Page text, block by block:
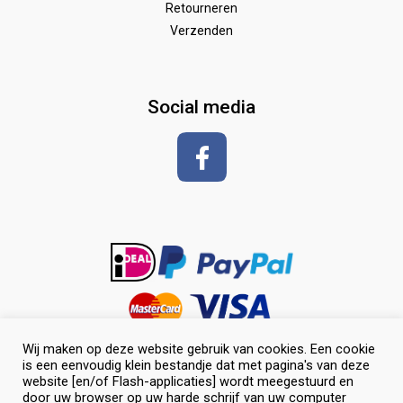
hoeven
vlechten en toiletteren
Zadeldekken & toebehoren
Shirt met korte mouwen
Retourneren
Verzenden
Social media
Wij maken op deze website gebruik van cookies. Een cookie
is een eenvoudig klein bestandje dat met pagina's van deze
website [en/of Flash-applicaties] wordt meegestuurd en
door uw browser op uw harde schrijf van uw computer